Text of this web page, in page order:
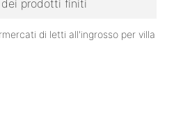
prodotti finiti